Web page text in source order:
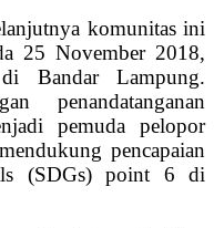
komunitas ini
25 November 2018,
Bandar Lampung.
penandatanganan
pemuda pelopor
pencapaian
(SDGs) point 6 di